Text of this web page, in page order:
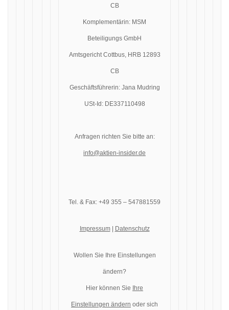
CB
Komplementärin: MSM
Beteiligungs GmbH
Amtsgericht Cottbus, HRB 12893
CB
Geschäftsführerin: Jana Mudring
USt-Id: DE337110498
Anfragen richten Sie bitte an:
info@aktien-insider.de
Tel. & Fax: +49 355 – 547881559
Impressum| Datenschutz
Wollen Sie Ihre Einstellungen
ändern?
Hier können Sie Ihre
Einstellungen ändern oder sich